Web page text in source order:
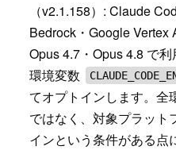
（v2.1.158）: Claude
Bedrock・Google Vertex
Opus 4.7・Opus 4.8 で利
環境変数
てオプトインします。全
ではなく、対象プラット
インという条件がある点